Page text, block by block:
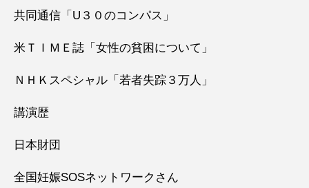
共同通信「U３０のコンパス」
米ＴＩＭＥ誌「女性の貧困について」
ＮＨＫスペシャル「若者失踪３万人」
講演歴
日本財団
全国妊娠SOSネットワークさん